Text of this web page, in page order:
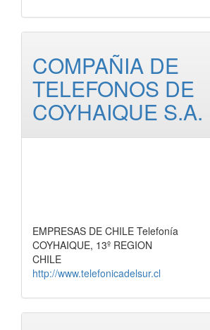
COMPAÑIA DE
TELEFONOS DE
COYHAIQUE S.A.
EMPRESAS DE CHILE Telefonía
COYHAIQUE, 13º REGION
CHILE
http://www.telefonicadelsur.cl